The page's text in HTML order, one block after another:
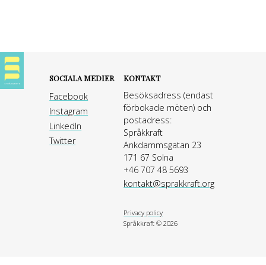
Privacy policy
Språkkraft ©2026
SOCIALA MEDIER KONTAKT
Facebook
Instagram
LinkedIn
Twitter
Besöksadress (endast
förbokade möten) och
postadress:
Språkkraft
Ankdammsgatan 23
171 67 Solna
+46 707 48 5693
kontakt@sprakkraft.org